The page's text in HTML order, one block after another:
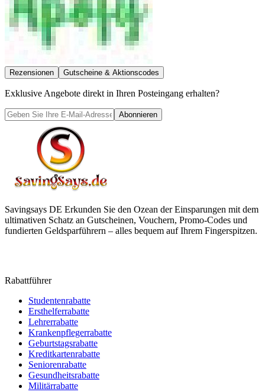
Rezensionen Gutscheine & Aktionscodes
Exklusive Angebote direkt in Ihren Posteingang erhalten?
Abonnieren
Savingsays DE Erkunden Sie den Ozean der Einsparungen mit dem
ultimativen Schatz an Gutscheinen, Vouchern, Promo-Codes und
fundierten Geldsparführern – alles bequem auf Ihrem Fingerspitzen.
Rabattführer
Studentenrabatte
Ersthelferrabatte
Lehrerrabatte
Krankenpflegerrabatte
Geburtstagsrabatte
Kreditkartenrabatte
Seniorenrabatte
Gesundheitsrabatte
Militärrabatte